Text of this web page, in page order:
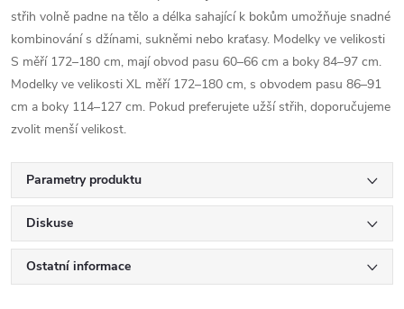
střih volně padne na tělo a délka sahající k bokům umožňuje snadné
kombinování s džínami, sukněmi nebo kraťasy. Modelky ve velikosti
S měří 172–180 cm, mají obvod pasu 60–66 cm a boky 84–97 cm.
Modelky ve velikosti XL měří 172–180 cm, s obvodem pasu 86–91
cm a boky 114–127 cm. Pokud preferujete užší střih, doporučujeme
zvolit menší velikost.
Parametry produktu
Diskuse
Ostatní informace